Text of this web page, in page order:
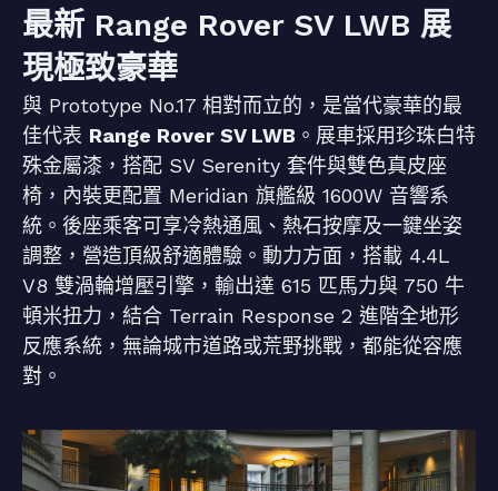
最新 Range Rover SV LWB 展
現極致豪華
與 Prototype No.17 相對而立的，是當代豪華的最
佳代表 Range Rover SV LWB 。展車採用珍珠白特
殊金屬漆，搭配 SV Serenity 套件與雙色真皮座
椅，內裝更配置 Meridian 旗艦級 1600W 音響系
統。後座乘客可享冷熱通風、熱石按摩及一鍵坐姿
調整，營造頂級舒適體驗。動力方面，搭載 4.4L
V8 雙渦輪增壓引擎，輸出達 615 匹馬力與 750 牛
頓米扭力，結合 Terrain Response 2 進階全地形
反應系統，無論城市道路或荒野挑戰，都能從容應
對。